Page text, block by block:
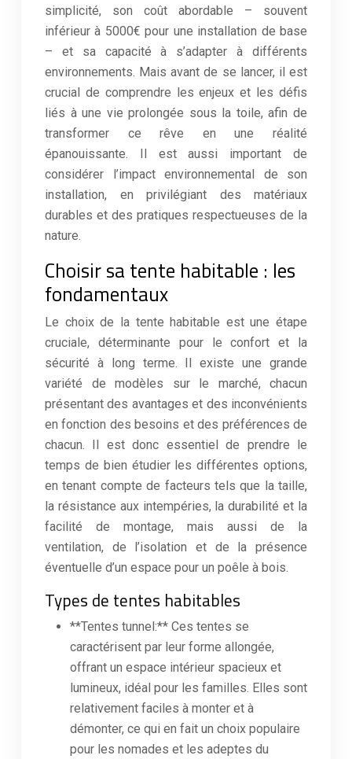
simplicité, son coût abordable – souvent
inférieur à 5000€ pour une installation de base
– et sa capacité à s’adapter à différents
environnements. Mais avant de se lancer, il est
crucial de comprendre les enjeux et les défis
liés à une vie prolongée sous la toile, afin de
transformer ce rêve en une réalité
épanouissante. Il est aussi important de
considérer l’impact environnemental de son
installation, en privilégiant des matériaux
durables et des pratiques respectueuses de la
nature.
Choisir sa tente habitable : les
fondamentaux
Le choix de la tente habitable est une étape
cruciale, déterminante pour le confort et la
sécurité à long terme. Il existe une grande
variété de modèles sur le marché, chacun
présentant des avantages et des inconvénients
en fonction des besoins et des préférences de
chacun. Il est donc essentiel de prendre le
temps de bien étudier les différentes options,
en tenant compte de facteurs tels que la taille,
la résistance aux intempéries, la durabilité et la
facilité de montage, mais aussi de la
ventilation, de l’isolation et de la présence
éventuelle d’un espace pour un poêle à bois.
Types de tentes habitables
**Tentes tunnel:** Ces tentes se
caractérisent par leur forme allongée,
offrant un espace intérieur spacieux et
lumineux, idéal pour les familles. Elles sont
relativement faciles à monter et à
démonter, ce qui en fait un choix populaire
pour les nomades et les adeptes du